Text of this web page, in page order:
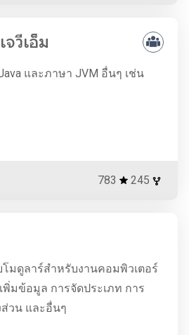
จวีเอ็ม
และภาษา JVM อื่นๆ เช่น
783 245
มดูลาร์สำหรับงานคอมพิวเตอร์
พิ่มข้อมูล การจัดประเภท การ
วน และอื่นๆ